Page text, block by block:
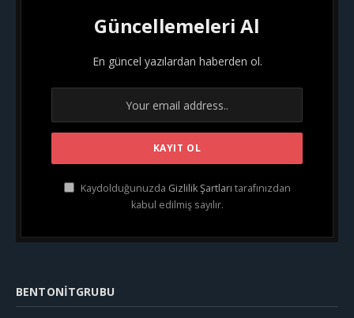
Güncellemeleri Al
En güncel yazılardan haberden ol.
Kaydolduğunuzda Gizlilik Şartları tarafınızdan
kabul edilmiş sayılır.
BENTONITGRUBU